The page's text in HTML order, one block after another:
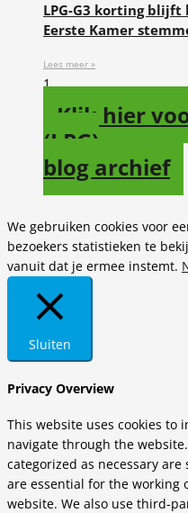
LPG-G3 korting blijft
Eerste Kamer
Lees meer »
Klik hier
(LPG)
blog archief
We gebruiken cookies voor
bezoekers statistieken te
vanuit dat je ermee instemt.
Sluiten
Privacy Overview
This website uses cookies to
navigate through the
categorized as necessary
are essential for the working
website. We also use third-